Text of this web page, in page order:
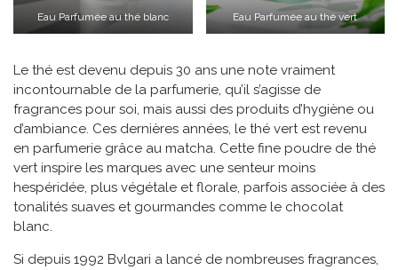
Eau Parfumée au thé blanc Eau Parfumée au thé vert
Le thé est devenu depuis 30 ans une note vraiment
incontournable de la parfumerie, qu’il s’agisse de
fragrances pour soi, mais aussi des produits d’hygiène ou
d’ambiance. Ces dernières années, le thé vert est revenu
en parfumerie grâce au matcha. Cette fine poudre de thé
vert inspire les marques avec une senteur moins
hespéridée, plus végétale et florale, parfois associée à des
tonalités suaves et gourmandes comme le chocolat
blanc.
Si depuis 1992 Bvlgari a lancé de nombreuses fragrances,